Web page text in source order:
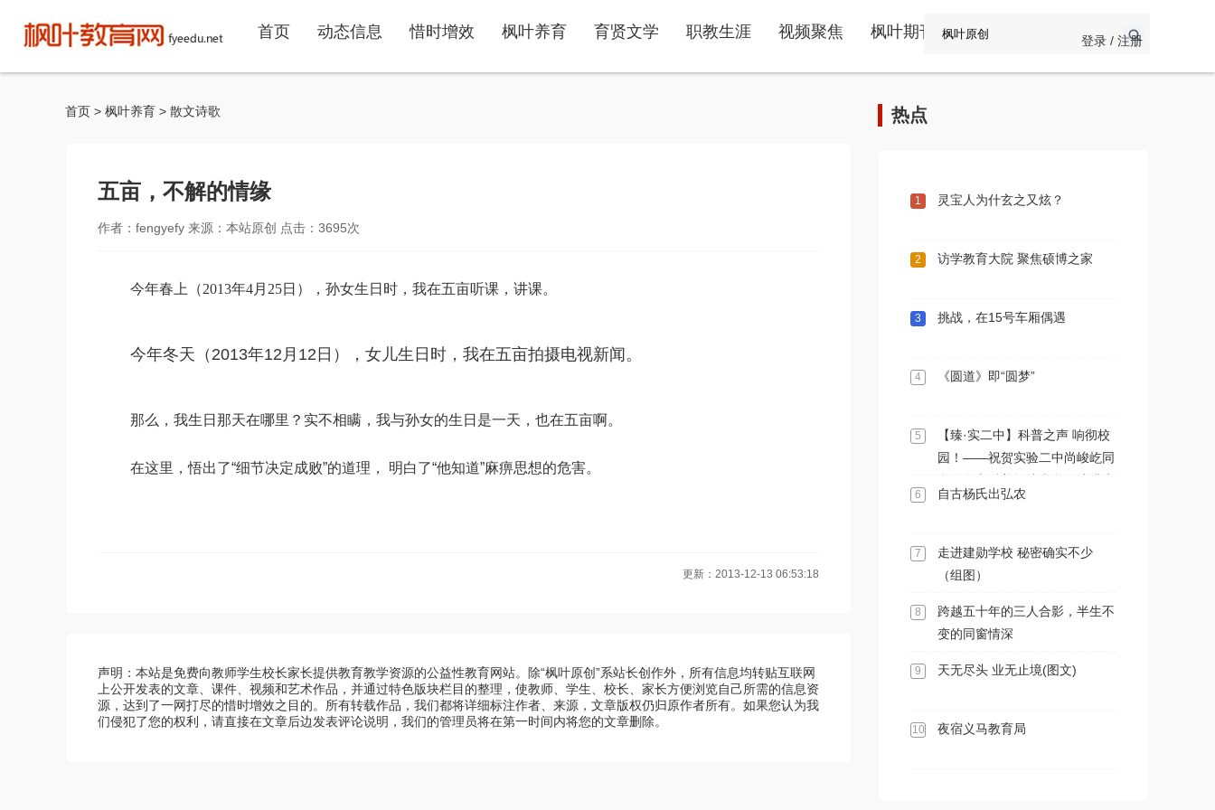
首页 动态信息 惜时增效 枫叶养育 育贤文学 职教生涯 视频聚焦 枫叶期刊 登录 / 注册
首页 > 枫叶养育 > 散文诗歌
五亩，不解的情缘
作者：fengyefy 来源：本站原创 点击： 3695次
今年春上（2013年4月 25日） ，孙女生日时，我在五亩听课，讲课。
今年冬天（2013年12月12日），女儿生日时，我在五亩拍摄电视新闻。
那么，我生日那天在哪里？实不相瞒，我与孙女的生日是一天，也在五亩啊。
在这里，悟出了“细节决定成败”的道理， 明白了“他知道”麻痹思想的危害。
更新：2013-12-13 06:53:18
声明：本站是免费向教师学生校长家长提供教育教学资源的公益性教育网站。除“枫叶原创”系站长创作外，所有信息均转贴互联网
上公开发表的文章、课件、视频和艺术作品，并通过特色版块栏目的整理，使教师、学生、校长、家长方便浏览自己所需的信息资
源，达到了一网打尽的惜时增效之目的。所有转载作品，我们都将详细标注作者、来源，文章版权仍归原作者所有。如果您认为我
们侵犯了您的权利，请直接在文章后边发表评论说明，我们的管理员将在第一时间内将您的文章删除。
热点
1 灵宝人为什玄之又炫？
2 访学教育大院 聚焦硕博之家
3 挑战，在15号车厢偶遇
4 《圆道》即“圆梦”
5
【臻·实二中】科普之声 响彻校
园！——祝贺实验二中尚峻屹同
赛中勇夺第一名
6 自古杨氏出弘农
7
走进建勋学校 秘密确实不少
（组图）
8
跨越五十年的三人合影，半生不
变的同窗情深
9 天无尽头 业无止境(图文)
10 夜宿义马教育局